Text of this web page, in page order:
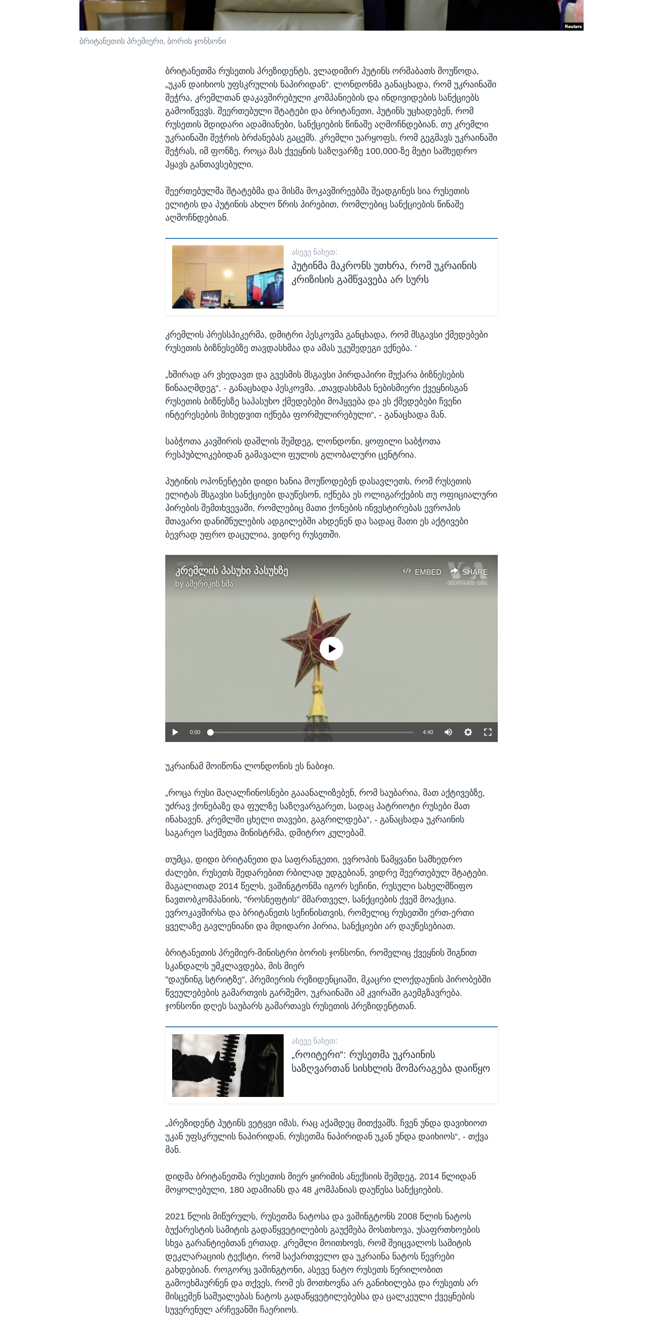
ბრიტანეთის პრემიერი, ბორის ჯონსონი
ბრიტანეთმა რუსეთის პრეზიდენტს, ვლადიმირ პუტინს ორშაბათს მოუწოდა,
„უკან დაიხიოს უფსკრულის ნაპირიდან“. ლონდონმა განაცხადა, რომ უკრაინაში
შეჭრა, კრემლთან დაკავშირებული კომპანიების და ინდივიდების სანქციებს​
გამოიწვევს. შეერთებული შტატები და ბრიტანეთი, პუტინს უცხადებენ, რომ
რუსეთის მდიდარი ადამიანები, სანქციების წინაშე აღმოჩნდებიან, თუ კრემლი
უკრაინაში შეჭრის ბრძანებას გაცემს. კრემლი უარყოფს, რომ გეგმავს უკრაინაში
შეჭრას, იმ ფონზე, როცა მას ქვეყნის საზღვარზე 100,000-ზე მეტი სამხედრო
ჰყავს განთავსებული.
შეერთებულმა შტატებმა და მისმა მოკავშირეებმა შეადგინეს სია რუსეთის
ელიტის და პუტინის ახლო წრის პირებით, რომლებიც სანქციების წინაშე
აღმოჩნდებიან.
ᲐᲡᲔᲕᲔ ᲜᲐᲮᲔᲗ:
პუტინმა მაკრონს უთხრა, რომ უკრაინის
კრიზისის გამწვავება არ სურს
კრემლის პრესსპიკერმა, დმიტრი პესკოვმა განცხადა, რომ მსგავსი ქმედებები
რუსეთის ბიზნესებზე თავდასხმაა და ამას უკუშედეგი ექნება. ‘
„ხშირად არ ვხედავთ და გვესმის მსგავსი პირდაპირი მუქარა ბიზნესების
წინააღმდეგ“, - განაცხადა პესკოვმა. „თავდასხმას ნებისმიერი ქვეყნისგან
რუსეთის ბიზნესზე საპასუხო ქმედებები მოჰყვება და ეს ქმედებები ჩვენი
ინტერესების მიხედვით იქნება ფორმულირებული“, - განაცხადა მან.
საბჭოთა კავშირის დაშლის შემდეგ, ლონდონი, ყოფილი საბჭოთა
რესპუბლიკებიდან გამავალი ფულის გლობალური ცენტრია.
პუტინის ოპონენტები დიდი ხანია მოუწოდებენ დასავლეთს, რომ რუსეთის
ელიტას მსგავსი სანქციები დაუწესონ, იქნება ეს ოლიგარქების თუ ოფიციალური
პირების შემთხვევაში, რომლებიც მათი ქონების ინვესტირებას ევროპის
მთავარი დანიშნულების ადგილებში ახდენენ და სადაც მათი ეს აქტივები
ბევრად უფრო დაცულია, ვიდრე რუსეთში.
EMBED SHARE
კრემლის პასუხი პასუხზე
by ამერიკის ხმა
No media source currently available
0:00 4:40
უკრაინამ მოიწონა ლონდონის ეს ნაბიჯი.
„როცა რუსი მაღალჩინოსნები გააანალიზებენ, რომ საუბარია, მათ აქტივებზე,
უძრავ ქონებაზე და ფულზე საზღვარგარეთ, სადაც პატრიოტი რუსები მათ
ინახავენ, კრემლში ცხელი თავები, გაგრილდება“, - განაცხადა უკრაინის
საგარეო საქმეთა მინისტრმა, დმიტრო კულებამ.
თუმცა, დიდი ბრიტანეთი და საფრანგეთი, ევროპის წამყვანი სამხედრო
ძალები, რუსეთს შედარებით რბილად უდგებიან, ვიდრე შეერთებულ შტატები.
მაგალითად 2014 წელს, ვაშინგტონმა იგორ სეჩინი, რუსული სახელმწიფო
ნავთობკომპანიის, "როსნეფტის" მმართველ, სანქციების ქვეშ მოაქცია.
ევროკავშირსა და ბრიტანეთს სეჩინისთვის, რომელიც რუსეთში ერთ-ერთი
ყველაზე გავლენიანი და მდიდარი პირია, სანქციები არ დაუწესებიათ.
ბრიტანეთის პრემიერ-მინისტრი ბორის ჯონსონი, რომელიც ქვეყნის შიგნით
სკანდალს უმკლავდება, მის მიერ
"დაუნინგ სტრიტზე", პრემიერის რეზიდენციაში, მკაცრი ლოქდაუნის პირობებში
წვეულებების გამართვის გარშემო, უკრაინაში ამ კვირაში გაემგზავრება.
ჯონსონი დღეს საუბარს გამართავს რუსეთის პრეზიდენტთან.
ᲐᲡᲔᲕᲔ ᲜᲐᲮᲔᲗ:
„როიტერი“: რუსეთმა უკრაინის
საზღვართან სისხლის მომარაგება დაიწყო
„პრეზიდენტ პუტინს ვეტყვი იმას, რაც აქამდეც მითქვამს. ჩვენ უნდა დავიხიოთ
უკან უფსკრულის ნაპირიდან, რუსეთმა ნაპირიდან უკან უნდა დაიხიოს“, - თქვა
მან.
დიდმა ბრიტანეთმა რუსეთის მიერ ყირიმის ანექსიის შემდეგ, 2014 წლიდან
მოყოლებული, 180 ადამიანს და 48 კომპანიას დაუწესა სანქციების.
2021 წლის მიწურულს, რუსეთმა ნატოსა და ვაშინგტონს 2008 წლის ნატოს
ბუქარესტის სამიტის გადაწყვეტილების გაუქმება მოსთხოვა, უსაფრთხოების
სხვა გარანტიებთან ერთად. კრემლი მოითხოვს, რომ შეიცვალოს სამიტის
დეკლარაციის ტექსტი, რომ საქართველო და უკრაინა ნატოს წევრები
გახდებიან. როგორც ვაშინგტონი, ასევე ნატო რუსეთს წერილობით
გამოეხმაურნენ და თქვეს, რომ ეს მოთხოვნა არ განიხილება და რუსეთს არ
მისცემენ საშუალებას ნატოს გადაწყვეტილებებსა და ცალკეული ქვეყნების
სუვერენულ არჩევანში ჩაერიოს.